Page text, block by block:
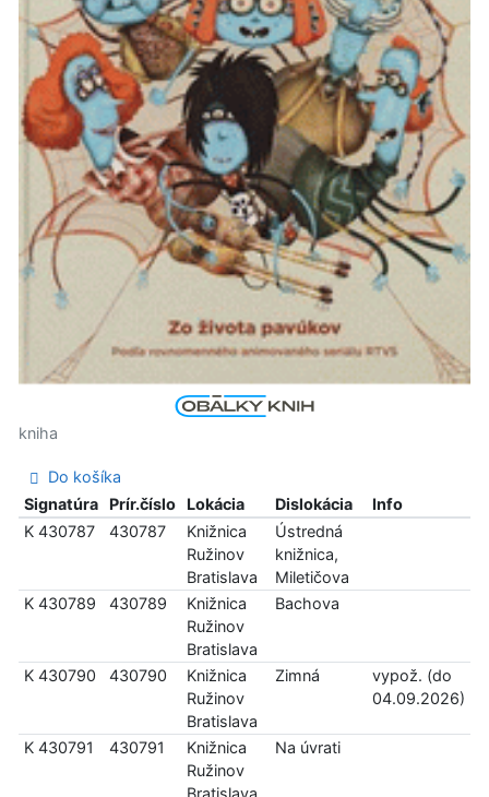
kniha
Do košíka
Signatúra
Prír.číslo Lokácia Dislokácia
Info
K 430787
430787
Knižnica
Ružinov
Bratislava
Ústredná
knižnica,
Miletičova
K 430789
430789
Knižnica
Ružinov
Bratislava
Bachova
K 430790 430790
Knižnica
Ružinov
Bratislava
Zimná
vypož. (do
04.09.2026)
K 430791 430791
Knižnica
Ružinov
Na úvrati